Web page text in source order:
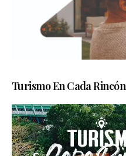
Turismo En Cada Rincón